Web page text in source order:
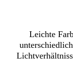
Leichte